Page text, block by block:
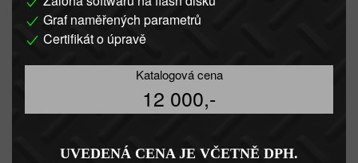
Graf naměřených parametrů
Certifikát o úpravě
Katalogová cena
12 000,-
UVEDENÁ CENA JE VČETNĚ DPH.